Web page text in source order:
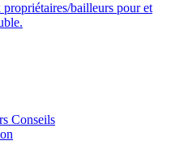
bailleurs pour et
Conseils